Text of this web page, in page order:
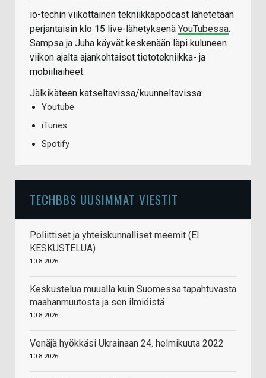
io-techin viikottainen tekniikkapodcast lähetetään
perjantaisin klo 15 live-lähetyksenä YouTubessa.
Sampsa ja Juha käyvät keskenään läpi kuluneen
viikon ajalta ajankohtaiset tietotekniikka- ja
mobiiliaiheet.
Jälkikäteen katseltavissa/kuunneltavissa:
Youtube
iTunes
Spotify
TECHBBS UUSIMMAT VIESTIT
Poliittiset ja yhteiskunnalliset meemit (EI
KESKUSTELUA)
10.8.2026
Keskustelua muualla kuin Suomessa tapahtuvasta
maahanmuutosta ja sen ilmiöistä
10.8.2026
Venäjä hyökkäsi Ukrainaan 24. helmikuuta 2022
10.8.2026